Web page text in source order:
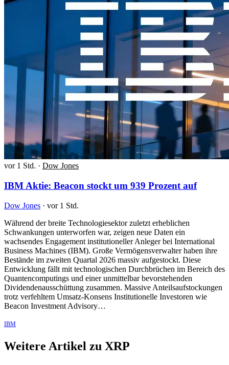
vor 1 Std. · Dow Jones
IBM Aktie: Beacon stockt um 939 Prozent auf
Dow Jones · vor 1 Std.
Während der breite Technologiesektor zuletzt erheblichen
Schwankungen unterworfen war, zeigen neue Daten ein
wachsendes Engagement institutioneller Anleger bei International
Business Machines (IBM). Große Vermögensverwalter haben ihre
Bestände im zweiten Quartal 2026 massiv aufgestockt. Diese
Entwicklung fällt mit technologischen Durchbrüchen im Bereich des
Quantencomputings und einer unmittelbar bevorstehenden
Dividendenausschüttung zusammen. Massive Anteilsaufstockungen
trotz verfehltem Umsatz-Konsens Institutionelle Investoren wie
Beacon Investment Advisory…
IBM
Weitere Artikel zu XRP